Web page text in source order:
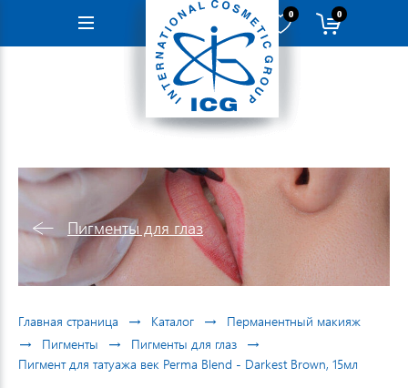
Навигация
0 0
Пигменты для глаз
Главная страница → Каталог → Перманентный макияж
→ Пигменты → Пигменты для глаз →
Пигмент для татуажа век Perma Blend - Darkest Brown, 15мл